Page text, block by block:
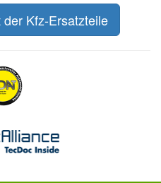
Kfz-Ersatzteile